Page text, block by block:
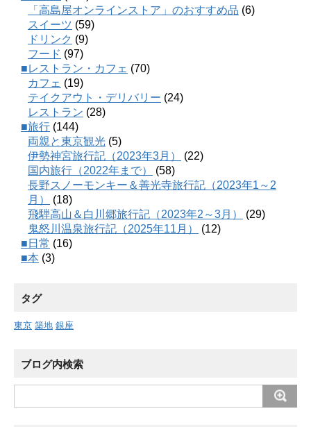
「高島屋オンラインストア」のおすすめ品 (6)
スイーツ (59)
ドリンク (9)
フード (97)
■レストラン・カフェ (70)
カフェ (19)
テイクアウト・デリバリー (24)
レストラン (28)
■旅行 (144)
両親と東京観光 (5)
伊勢神宮旅行記（2023年3月）
(22)
国内旅行（2022年まで）
(58)
長野スノーモンキー＆善光寺旅行記（2023年1～2
月）
(18)
飛騨高山＆白川郷旅行記（2023年2～3月）
(29)
鬼怒川温泉旅行記（2025年11月）
(12)
■日常 (16)
■本 (3)
タグ
東京 築地 銀座
ブログ内検索